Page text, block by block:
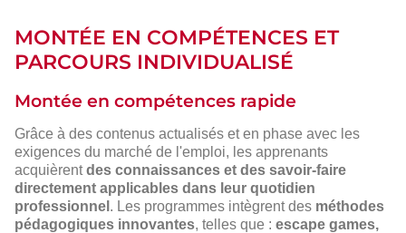
MONTÉE EN COMPÉTENCES ET
PARCOURS INDIVIDUALISÉ
Montée en compétences rapide
Grâce à des contenus actualisés et en phase avec les
exigences du marché de l'emploi, les apprenants
acquièrentdes connaissances et des savoir-faire
directement applicables dans leur quotidien
professionnel . Les programmes intègrent des méthodes
pédagogiques innovantes, telles que : escape games,